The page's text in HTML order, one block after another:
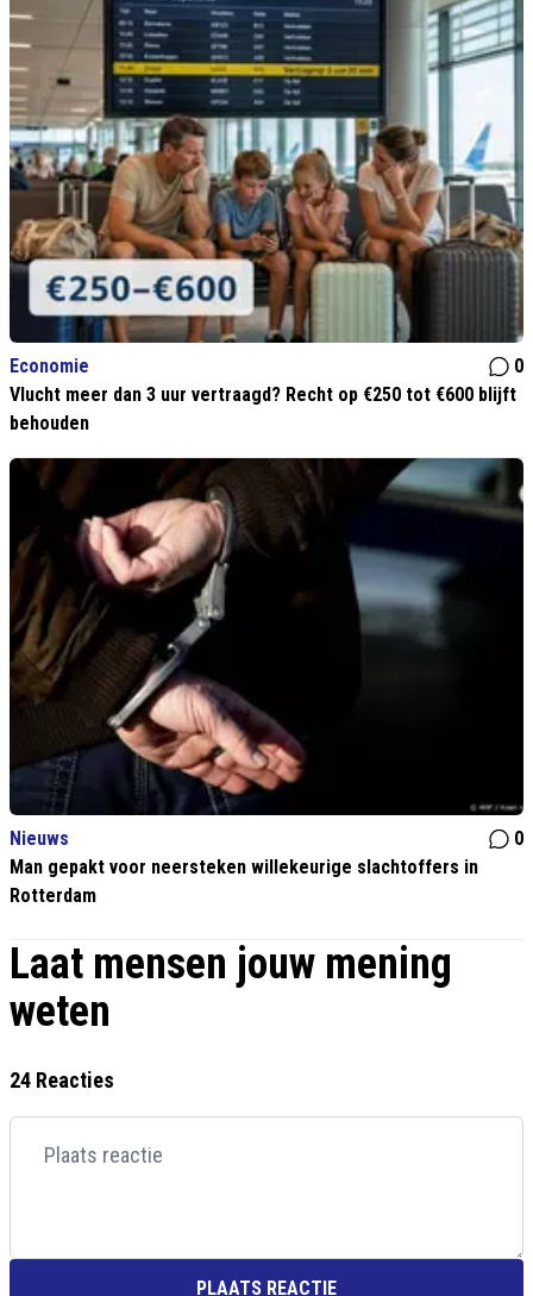
Economie
0
Vlucht meer dan 3 uur vertraagd? Recht op €250 tot €600 blijft
behouden
Nieuws
0
Man gepakt voor neersteken willekeurige slachtoffers in
Rotterdam
Laat mensen jouw mening
weten
24 Reacties
PLAATS REACTIE